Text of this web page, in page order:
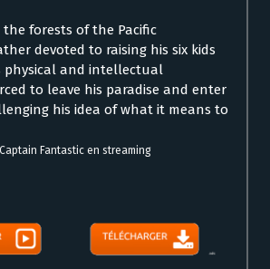
the forests of the Pacific
devoted to raising his six kids
physical and intellectual
to leave his paradise and enter
his idea of what it means to
Fantastic en streaming